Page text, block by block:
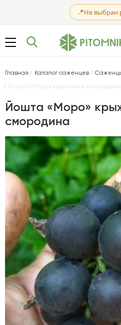
📍Не выбран
Главная Каталог саженцев
Йошта «Моро» крыжовник х
Йошта «Моро»
смородина